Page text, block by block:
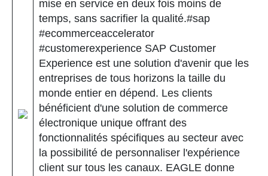
mise en service en deux fois moins de
temps, sans sacrifier la qualité.#sap
#ecommerceaccelerator
#customerexperience SAP Customer
Experience est une solution d'avenir que les
entreprises de tous horizons la taille du
monde entier en dépend. Les clients
bénéficient d'une solution de commerce
électronique unique offrant des
fonctionnalités spécifiques au secteur avec
la possibilité de personnaliser l'expérience
client sur tous les canaux. EAGLE donne